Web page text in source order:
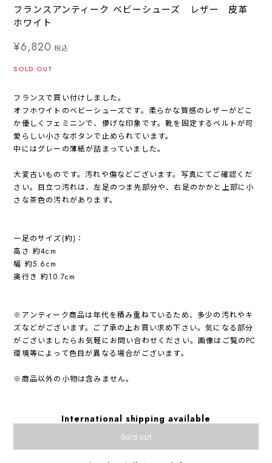
フランスアンティーク ベビーシューズ レザー 皮革
ホワイト
¥6,820 税込
SOLD OUT
フランスで買い付けしました。
オフホワイトのベビーシューズです。柔らかな質感のレザーがどこ
か優しくフェミニンで、儚げな印象です。靴を固定するベルトが可
愛らしい小さなボタンで止められています。
中にはグレーの薄紙が詰まっていました。
大変古いものです。汚れや傷などございます。写真にてご確認くだ
さい。目立つ汚れは、左足のつま先部分や、右足のかかと上部に小
さな茶色の汚れがあります。
一足のサイズ(約)：
高さ 約4cm
幅 約5.6cm
奥行き 約10.7cm
※アンティーク商品は年代を積み重ねているため、多少の汚れやキ
ズなどがございます。ご了承の上お買い求め下さい。気になる部分
がございましたらお気軽にお問い合わせください。画像はご覧のPC
環境等によって色目が異なる場合がございます。
※商品以外の小物は含みません。
International shipping available
Sold out